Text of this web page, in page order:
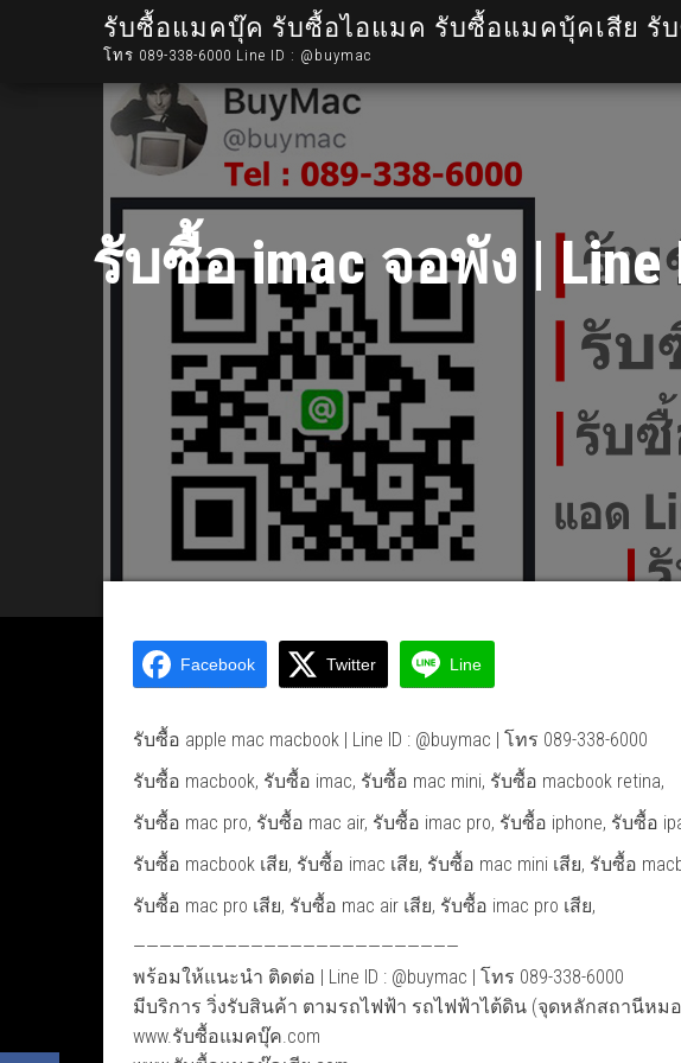
รับซื้อแมคบุ๊ค รับซื้อไอแมค รับซื้อแมคบุ้คเสีย รั
โทร 089-338-6000 Line ID : @buymac
รับซื้อ imac จอพัง | Line
Facebook Twitter Line
รับซื้อ apple mac macbook | Line ID : @buymac | โทร 089-338-6000
รับซื้อ macbook, รับซื้อ imac, รับซื้อ mac mini, รับซื้อ macbook retina,
รับซื้อ mac pro, รับซื้อ mac air, รับซื้อ imac pro, รับซื้อ iphone, รับซื้อ
รับซื้อ macbook เสีย, รับซื้อ imac เสีย, รับซื้อ mac mini เสีย, รับซื้อ
รับซื้อ mac pro เสีย, รับซื้อ mac air เสีย, รับซื้อ imac pro เสีย,
—————————————————————————
พร้อมให้แนะนำ ติดต่อ | Line ID : @buymac | โทร 089-338-6000
มีบริการ วิ่งรับสินค้า ตามรถไฟฟ้า รถไฟฟ้าไต้ดิน (จุดหลักสถานีหม
www.รับซื้อแมคบุ๊ค.com